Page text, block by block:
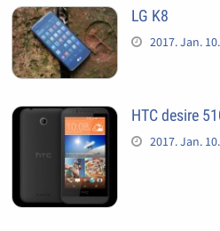
LG K8
2017. Jan. 10.
HTC desire
2017. Jan. 10.